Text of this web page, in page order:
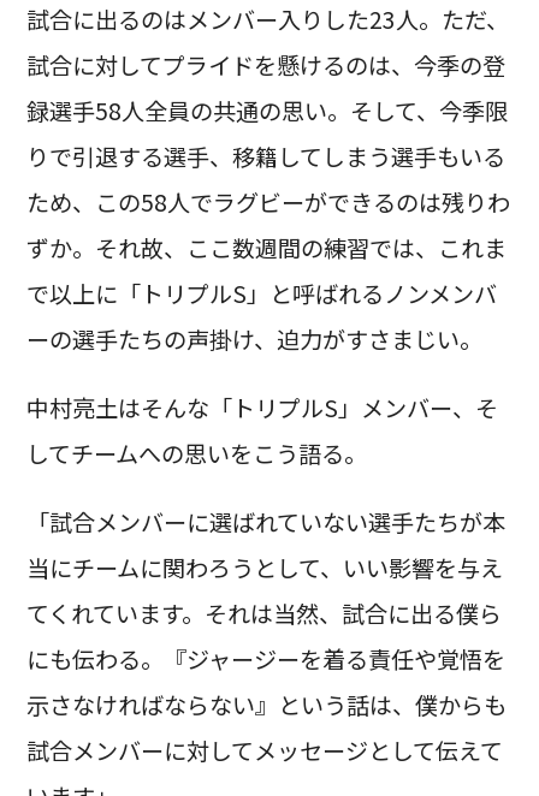
試合に出るのはメンバー入りした23人。ただ、
試合に対してプライドを懸けるのは、今季の登
録選手58人全員の共通の思い。そして、今季限
りで引退する選手、移籍してしまう選手もいる
ため、この58人でラグビーができるのは残りわ
ずか。それ故、ここ数週間の練習では、これま
で以上に「トリプルS」と呼ばれるノンメンバ
ーの選手たちの声掛け、迫力がすさまじい。
中村亮土はそんな「トリプルS」メンバー、そ
してチームへの思いをこう語る。
「試合メンバーに選ばれていない選手たちが本
当にチームに関わろうとして、いい影響を与え
てくれています。それは当然、試合に出る僕ら
にも伝わる。『ジャージーを着る責任や覚悟を
示さなければならない』という話は、僕からも
試合メンバーに対してメッセージとして伝えて